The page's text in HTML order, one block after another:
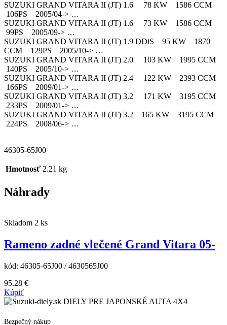
SUZUKI GRAND VITARA II (JT) 1.6 78 KW 1586 CCM
106PS 2005/04-> …
SUZUKI GRAND VITARA II (JT) 1.6 73 KW 1586 CCM
99PS 2005/09-> …
SUZUKI GRAND VITARA II (JT) 1.9 DDiS 95 KW 1870
CCM 129PS 2005/10-> …
SUZUKI GRAND VITARA II (JT) 2.0 103 KW 1995 CCM
140PS 2005/10-> …
SUZUKI GRAND VITARA II (JT) 2.4 122 KW 2393 CCM
166PS 2009/01-> …
SUZUKI GRAND VITARA II (JT) 3.2 171 KW 3195 CCM
233PS 2009/01-> …
SUZUKI GRAND VITARA II (JT) 3.2 165 KW 3195 CCM
224PS 2008/06-> …
46305-65J00
Hmotnosť 2.21 kg
Náhrady
Skladom 2 ks
Rameno zadné vlečené Grand Vitara 05-
kód: 46305-65J00 / 4630565J00
95.28 €
Kúpiť
DIELY PRE JAPONSKÉ AUTA 4X4
Bezpečný nákup